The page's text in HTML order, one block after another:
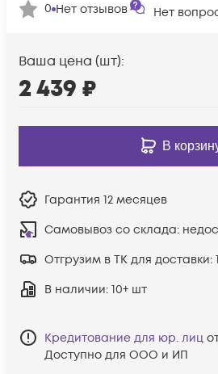
0 Нет отзывов Нет
Ваша цена (шт):
2 439 ₽
В
Гарантия 12 месяцев
Самовывоз со склада:
Отгрузим в ТК для доставки:
В наличии: 10+ шт
Кредитование для юр. лиц
Доступно для ООО и ИП